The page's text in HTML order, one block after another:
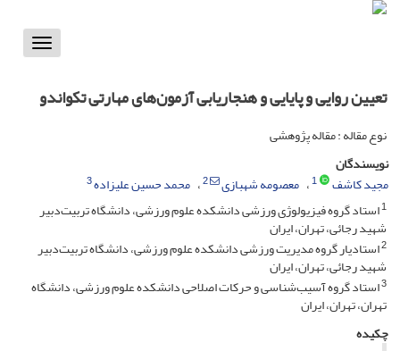
Toggle
تعیین روایی و پایایی و هنجاریابی آزمون‌های مهارتی تکواندو
نوع مقاله : مقاله پژوهشی
نویسندگان
مجید کاشف
1 معصومه شهبازی 2 محمد حسین علیزاده3
1استاد گروه فیزیولوژی ورزشی دانشکده علوم ورزشی، دانشگاه تربیت‌دبیر
شهید رجائی، تهران، ایران
2استادیار گروه مدیریت ورزشی دانشکده علوم ورزشی، دانشگاه تربیت‌دبیر
شهید رجائی، تهران، ایران
3استاد گروه آسیب‌شناسی و حرکات اصلاحی دانشکده علوم ورزشی، دانشگاه
تهران، تهران، ایران
چکیده